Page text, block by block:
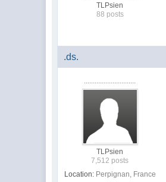
TLPsien
88 posts
.ds.
TLPsien
7,512 posts
Location: Perpignan, France